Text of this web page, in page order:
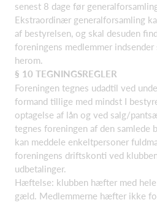
senest 8 dage før
Ekstraordinær generalforsamling
af bestyrelsen, og skal desuden
foreningens medlemmer
herom.
§ 10 TEGNINGSREGLER
Foreningen tegnes udadtil ved
formand tillige med mindst I
optagelse af lån og ved salg/
tegnes foreningen af den samlede
kan meddele enkeltpersoner
foreningens driftskonti ved
udbetalinger.
Hæftelse: klubben hæfter med
gæld. Medlemmerne hæfter ikke